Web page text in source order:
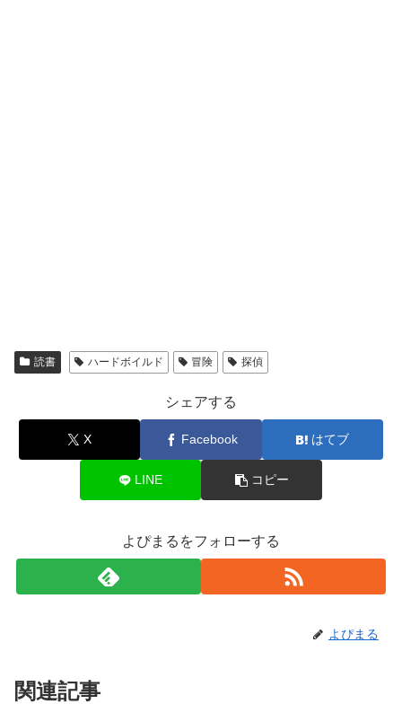
読書 ハードボイルド 冒険 探偵
シェアする
X Facebook はてブ
LINE コピー
よぴまるをフォローする
よぴまる
関連記事